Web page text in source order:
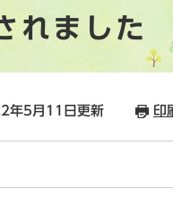
れました
年5月11日更新 印